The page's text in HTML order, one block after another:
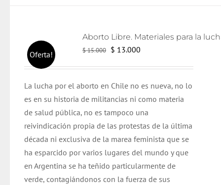
Oferta! $15.000 El
era:
$ 15.000.
$ 13.000El
es:
$ 13.000.
La lucha por el aborto en Chile no es nueva, no lo
es en su historia de militancias ni como materia
de salud pública, no es tampoco una
reivindicación propia de las protestas de la última
década ni exclusiva de la marea feminista que se
ha esparcido por varios lugares del mundo y que
en Argentina se ha teñido particularmente de
verde, contagiándonos con la fuerza de sus